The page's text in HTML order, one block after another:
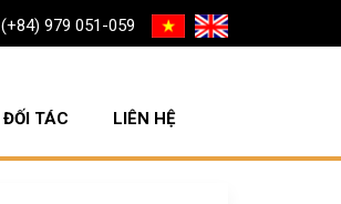
(+84) 979 051-059
ĐỐI TÁC LIÊN HỆ